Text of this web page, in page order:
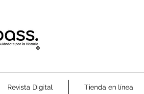
Revista Digital Tienda en línea